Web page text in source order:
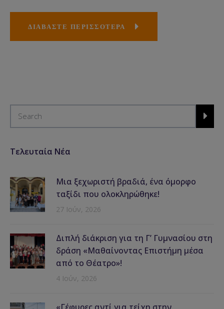
ΔΙΑΒΑΣΤΕ ΠΕΡΙΣΣΟΤΕΡΑ
Τελευταία Νέα
Μια ξεχωριστή βραδιά, ένα όμορφο
ταξίδι που ολοκληρώθηκε!
27 Ιούν, 2026
Διπλή διάκριση για τη Γ’ Γυμνασίου στη
δράση «Μαθαίνοντας Επιστήμη μέσα
από το Θέατρο»!
4 Ιούν, 2026